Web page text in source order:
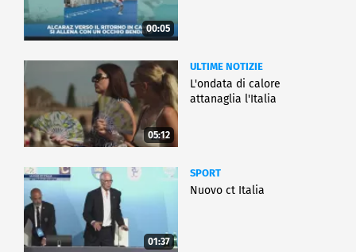
00:05
05:12
ULTIME NOTIZIE
L'ondata di calore
attanaglia l'Italia
01:37
SPORT
Nuovo ct Italia